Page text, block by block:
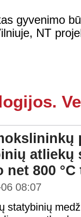
gyvenimo
, NT
atliekų
net 800
08:07
statybinių